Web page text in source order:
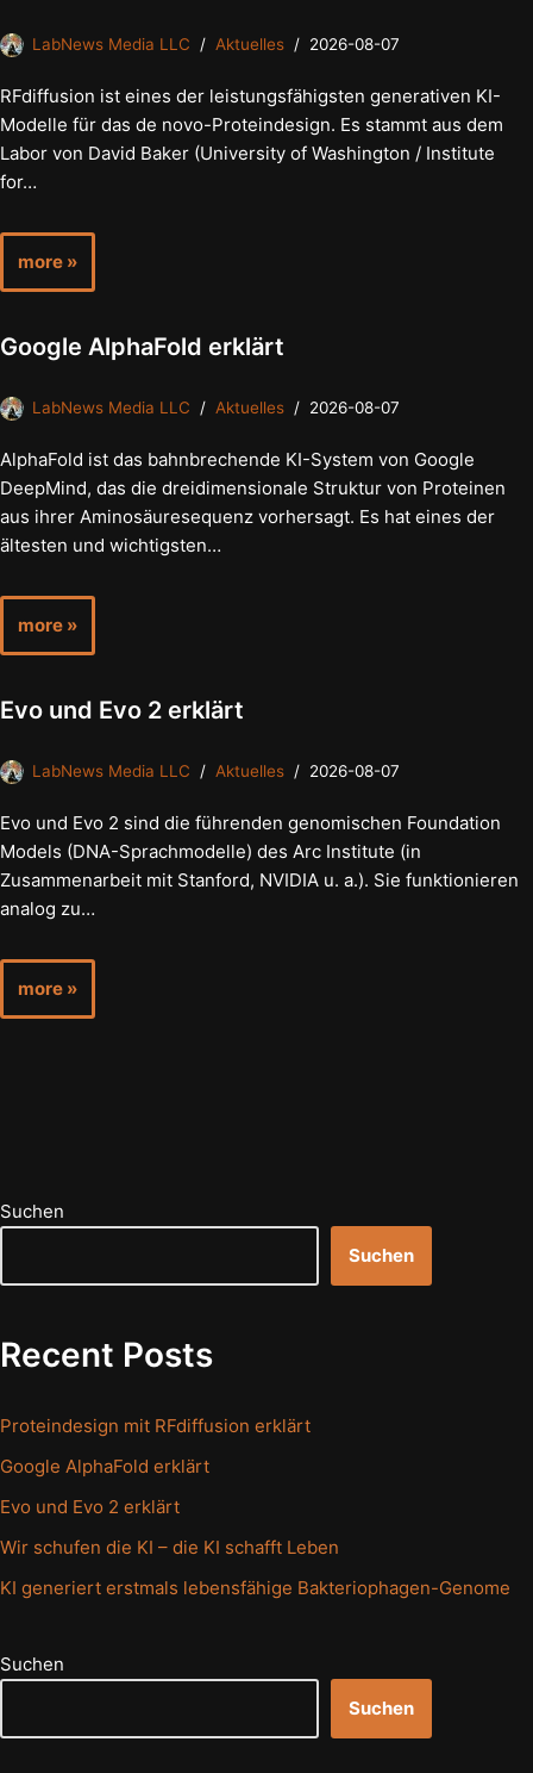
LabNews Media LLC Aktuelles 2026-08-07
RFdiffusion ist eines der leistungsfähigsten generativen KI-
Modelle für das de novo-Proteindesign. Es stammt aus dem
Labor von David Baker (University of Washington / Institute
for…
more »
Google AlphaFold erklärt
LabNews Media LLC Aktuelles 2026-08-07
AlphaFold ist das bahnbrechende KI-System von Google
DeepMind, das die dreidimensionale Struktur von Proteinen
aus ihrer Aminosäuresequenz vorhersagt. Es hat eines der
ältesten und wichtigsten…
more »
Evo und Evo 2 erklärt
LabNews Media LLC Aktuelles 2026-08-07
Evo und Evo 2 sind die führenden genomischen Foundation
Models (DNA-Sprachmodelle) des Arc Institute (in
Zusammenarbeit mit Stanford, NVIDIA u. a.). Sie funktionieren
analog zu…
more »
Suchen
Suchen
Recent Posts
Proteindesign mit RFdiffusion erklärt
Google AlphaFold erklärt
Evo und Evo 2 erklärt
Wir schufen die KI – die KI schafft Leben
KI generiert erstmals lebensfähige Bakteriophagen-Genome
Suchen
Suchen